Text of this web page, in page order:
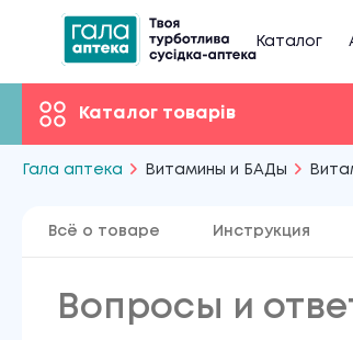
Каталог
Каталог товарів
Гала аптека Витамины и БАДы
Всё о товаре Инструкция
Вопросы и